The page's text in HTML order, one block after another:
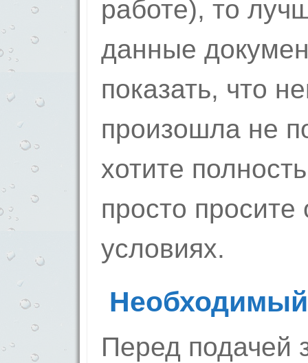
работе), то
данные
показать, что
произошла не
хотите
просто
условиях.
Необходимый
Перед подачей